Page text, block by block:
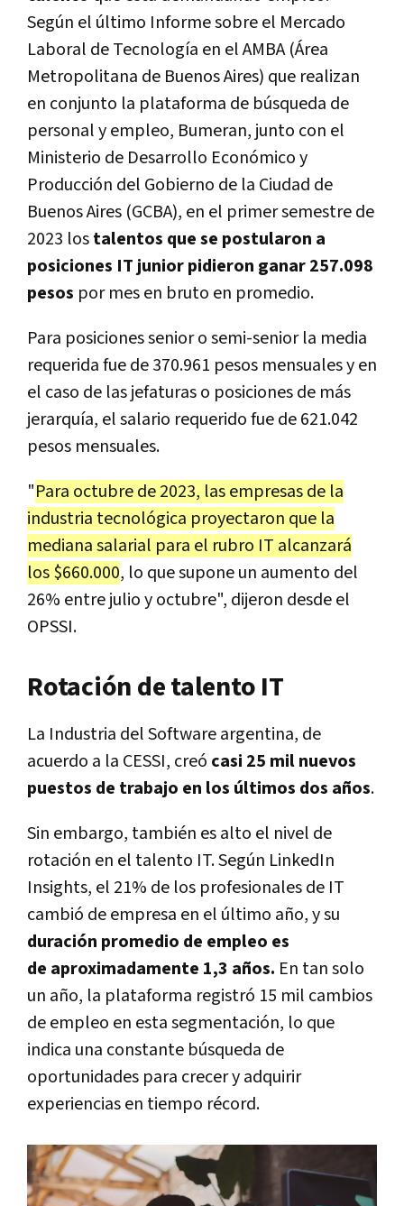
Según el último Informe sobre el Mercado
Laboral de Tecnología en el AMBA (Área
Metropolitana de Buenos Aires) que realizan
en conjunto la plataforma de búsqueda de
personal y empleo, Bumeran, junto con el
Ministerio de Desarrollo Económico y
Producción del Gobierno de la Ciudad de
Buenos Aires (GCBA), en el primer semestre de
2023 lostalentos que se postularon a
posiciones IT junior pidieron ganar 257.098
pesos por mes en bruto en promedio.
Para posiciones senior o semi-senior la media
requerida fue de 370.961 pesos mensuales y en
el caso de las jefaturas o posiciones de más
jerarquía, el salario requerido fue de 621.042
pesos mensuales.
"Para octubre de 2023, las empresas de la
industria tecnológica proyectaron que la
mediana salarial para el rubro IT alcanzará
los $660.000, lo que supone un aumento del
26% entre julio y octubre", dijeron desde el
OPSSI.
Rotación de talento IT
La Industria del Software argentina, de
acuerdo a la CESSI, creó casi 25 mil nuevos
puestos de trabajo en los últimos dos años.
Sin embargo, también es alto el nivel de
rotación en el talento IT. Según LinkedIn
Insights, el 21% de los profesionales de IT
cambió de empresa en el último año, y su
duración promedio de empleo es
de aproximadamente 1,3 años. En tan solo
un año, la plataforma registró 15 mil cambios
de empleo en esta segmentación, lo que
indica una constante búsqueda de
oportunidades para crecer y adquirir
experiencias en tiempo récord.